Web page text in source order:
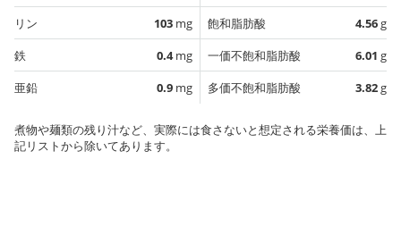
リン
103 mg
鉄
0.4mg
亜鉛
0.9 mg
飽和脂肪酸
4.56g
一価不飽和脂肪酸
6.01 g
多価不飽和脂肪酸
3.82g
煮物や麺類の残り汁など、実際には食さないと想定される栄養価は、上
記リストから除いてあります。